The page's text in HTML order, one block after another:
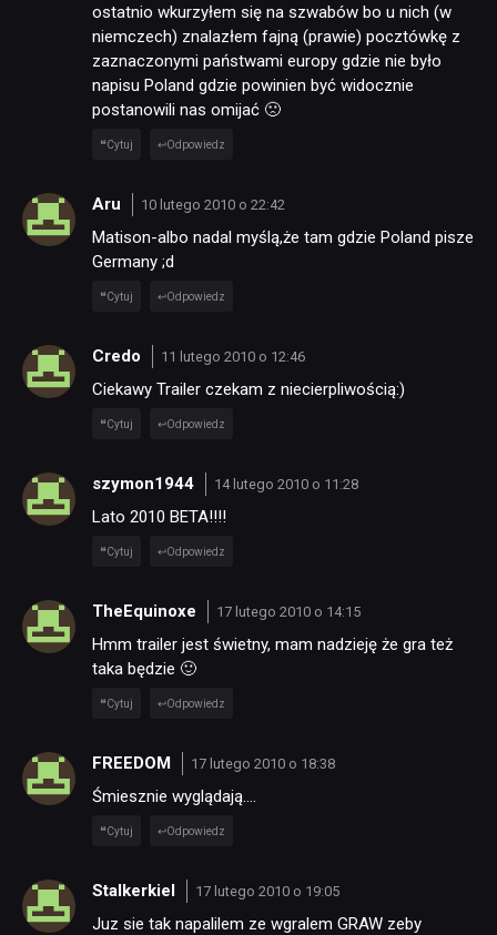
ostatnio wkurzyłem się na szwabów bo u nich (w
niemczech) znalazłem fajną (prawie) pocztówkę z
zaznaczonymi państwami europy gdzie nie było
napisu Poland gdzie powinien być widocznie
postanowili nas omijać 🙁
Cytuj Odpowiedz
Aru 10 lutego 2010 o 22:42
Matison-albo nadal myślą,że tam gdzie Poland pisze
Germany ;d
Cytuj Odpowiedz
Credo 11 lutego 2010 o 12:46
Ciekawy Trailer czekam z niecierpliwością:)
Cytuj Odpowiedz
szymon1944 14 lutego 2010 o 11:28
Lato 2010 BETA!!!!
Cytuj Odpowiedz
TheEquinoxe 17 lutego 2010 o 14:15
Hmm trailer jest świetny, mam nadzieję że gra też
taka będzie 🙂
Cytuj Odpowiedz
FREEDOM 17 lutego 2010 o 18:38
Śmiesznie wyglądają….
Cytuj Odpowiedz
Stalkerkiel 17 lutego 2010 o 19:05
Juz sie tak napalilem ze wgralem GRAW zeby